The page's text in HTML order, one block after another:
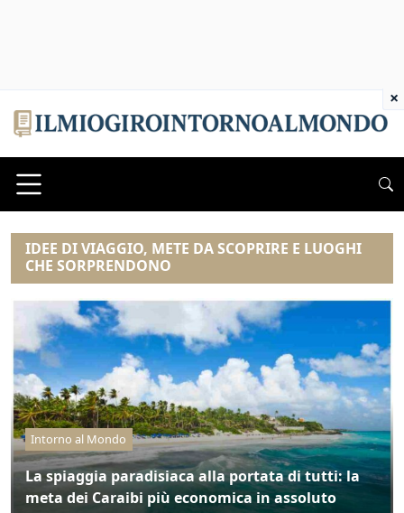
IDEE DI VIAGGIO, METE DA SCOPRIRE E LUOGHI
CHE SORPRENDONO
Intorno al Mondo
La spiaggia paradisiaca alla portata di tutti: la
meta dei Caraibi più economica in assoluto
×